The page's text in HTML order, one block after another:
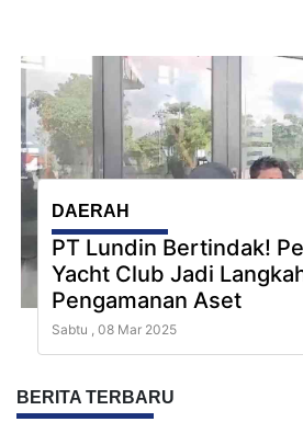
DAERAH
Pentingnya
Karangdoro Bagi
Pertanian
Selasa , 05 Nov 2024
BERITA TERBARU